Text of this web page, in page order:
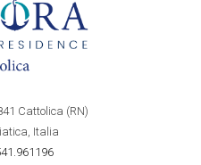
Cattolica (RN)
Italia